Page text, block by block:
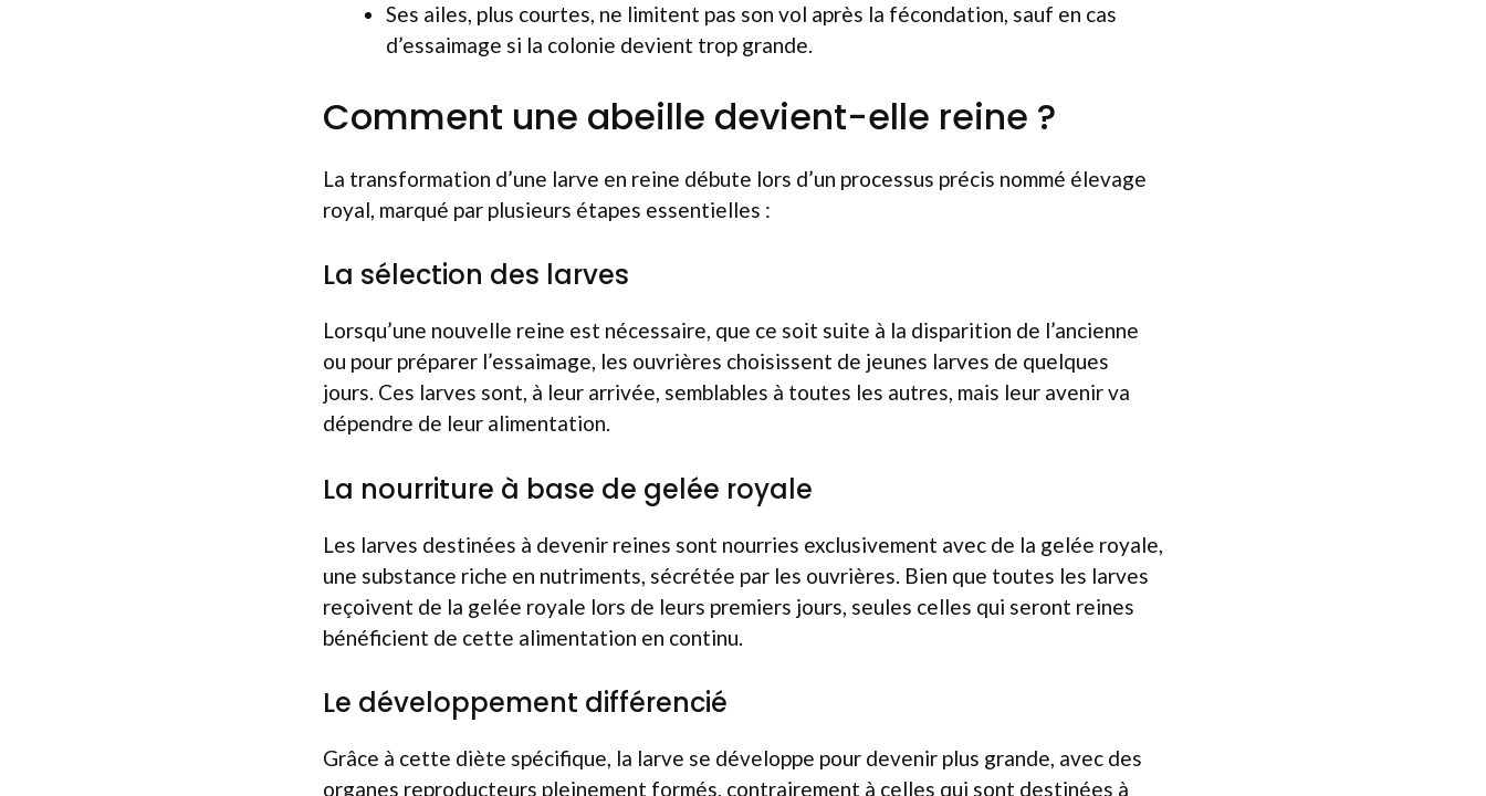
Ses ailes, plus courtes, ne limitent pas son vol après la fécondation, sauf en cas
d’essaimage si la colonie devient trop grande.
Comment une abeille devient-elle reine ?
La transformation d’une larve en reine débute lors d’un processus précis nommé élevage
royal, marqué par plusieurs étapes essentielles :
La sélection des larves
Lorsqu’une nouvelle reine est nécessaire, que ce soit suite à la disparition de l’ancienne
ou pour préparer l’essaimage, les ouvrières choisissent de jeunes larves de quelques
jours. Ces larves sont, à leur arrivée, semblables à toutes les autres, mais leur avenir va
dépendre de leur alimentation.
La nourriture à base de gelée royale
Les larves destinées à devenir reines sont nourries exclusivement avec de la gelée royale,
une substance riche en nutriments, sécrétée par les ouvrières. Bien que toutes les larves
reçoivent de la gelée royale lors de leurs premiers jours, seules celles qui seront reines
bénéficient de cette alimentation en continu.
Le développement différencié
Grâce à cette diète spécifique, la larve se développe pour devenir plus grande, avec des
organes reproducteurs pleinement formés, contrairement à celles qui sont destinées à